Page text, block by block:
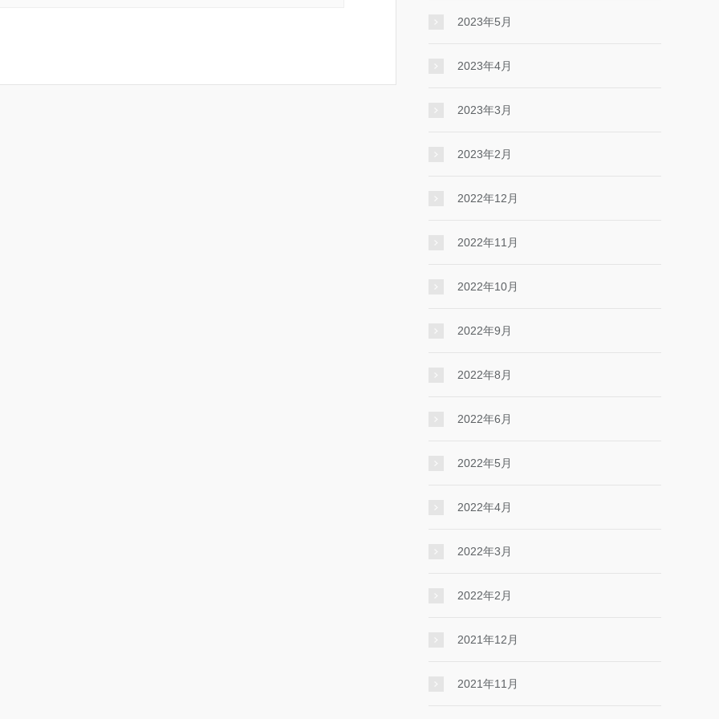
2023年5月
2023年4月
2023年3月
2023年2月
2022年12月
2022年11月
2022年10月
2022年9月
2022年8月
2022年6月
2022年5月
2022年4月
2022年3月
2022年2月
2021年12月
2021年11月